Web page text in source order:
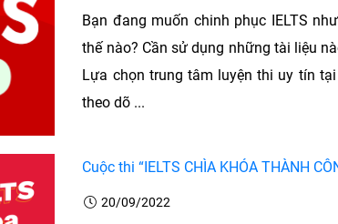
Bạn đang muốn chinh phục IELTS
thế nào? Cần sử dụng những tài liệu
Lựa chọn trung tâm luyện thi uy tín
theo dõ ...
Cuộc thi “IELTS CHÌA KHÓA THÀNH
20/09/2022